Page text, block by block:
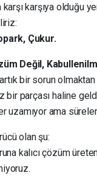
karşı karşıya olduğu
Çukur.
Değil,
bir sorun olmaktan
bir parçası haline
uzamıyor ama süreler
olan şu:
kalıcı çözüm